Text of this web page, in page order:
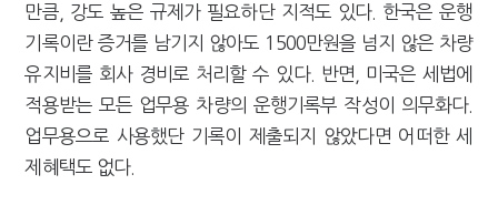
만큼, 강도 높은 규제가 필요하단 지적도 있다. 한국은 운행
기록이란 증거를 남기지 않아도 1500만원을 넘지 않은 차량
유지비를 회사 경비로 처리할 수 있다. 반면, 미국은 세법에
적용받는 모든 업무용 차량의 운행기록부 작성이 의무화다.
업무용으로 사용했단 기록이 제출되지 않았다면 어떠한 세
제혜택도 없다.